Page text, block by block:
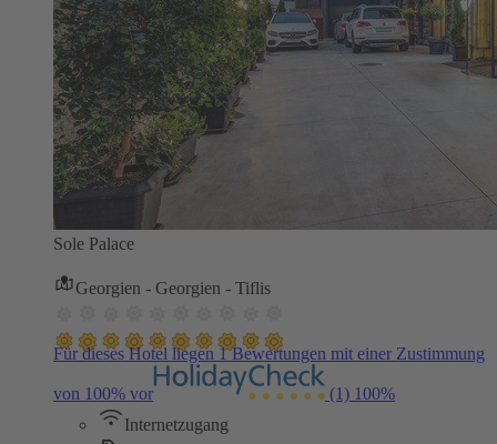
Sole Palace
Georgien - Georgien - Tiflis
Für dieses Hotel liegen 1 Bewertungen mit einer Zustimmung
von 100% vor (1) 100%
Internetzugang